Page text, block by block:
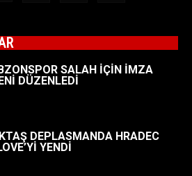
SALAH İÇİN İMZA
DÜZENLEDİ
DEPLASMANDA HRADEC
YENDİ